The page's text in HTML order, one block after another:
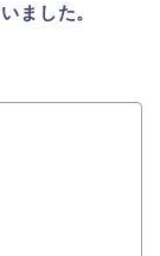
ました。